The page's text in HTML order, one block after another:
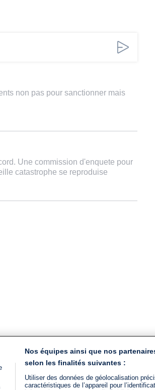
non pas pour sanctionner mais
Une commission d'enquete pour
catastrophe se reproduise
Nos équipes ainsi que nos
selon les finalités suivantes :
Utiliser des données de géolocalisation
caractéristiques de l’appareil pour